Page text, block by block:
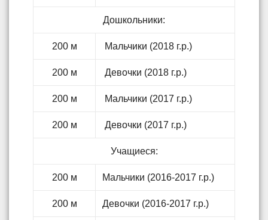
Дошкольники:
200 м Мальчики (2018 г.р.)
200 м Девочки (2018 г.р.)
200 м Мальчики (2017 г.р.)
200 м Девочки (2017 г.р.)
Учащиеся:
200 м Мальчики (2016-2017 г.р.)
200 м Девочки (2016-2017 г.р.)